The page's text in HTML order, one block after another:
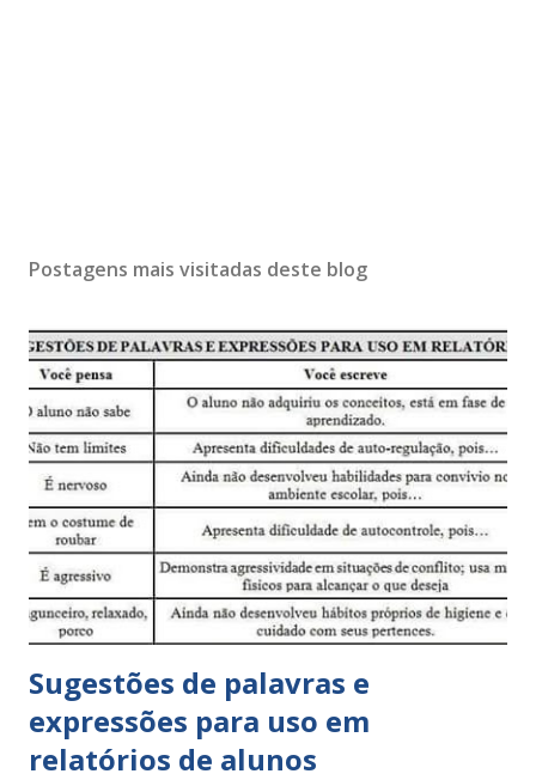
Postagens mais visitadas deste blog
Sugestões de palavras e
expressões para uso em
relatórios de alunos